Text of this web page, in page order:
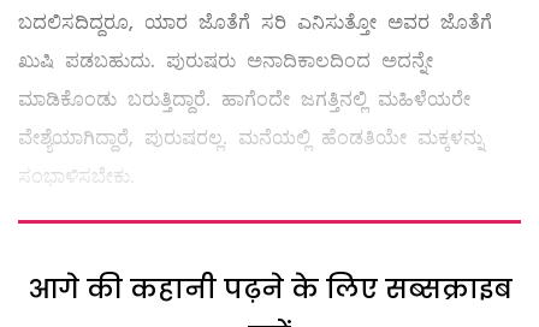
ಬದಲಿಸದಿದ್ದರೂ, ಯಾರ ಜೊತೆಗೆ ಸರಿ ಎನಿಸುತ್ತೋ ಅವರ ಜೊತೆಗೆ
ಖುಷಿ ಪಡಬಹುದು. ಪುರುಷರು ಅನಾದಿಕಾಲದಿಂದ ಅದನ್ನೇ
ಮಾಡಿಕೊಂಡು ಬರುತ್ತಿದ್ದಾರೆ. ಹಾಗೆಂದೇ ಜಗತ್ತಿನಲ್ಲಿ ಮಹಿಳೆಯರೇ
ವೇಶ್ಯೆಯಾಗಿದ್ದಾರೆ, ಪುರುಷರಲ್ಲ. ಮನೆಯಲ್ಲಿ ಹೆಂಡತಿಯೇ ಮಕ್ಕಳನ್ನು
ಸಂಭಾಳಿಸಬೇಕು.
आगे की कहानी पढ़ने के लिए सब्सक्राइब